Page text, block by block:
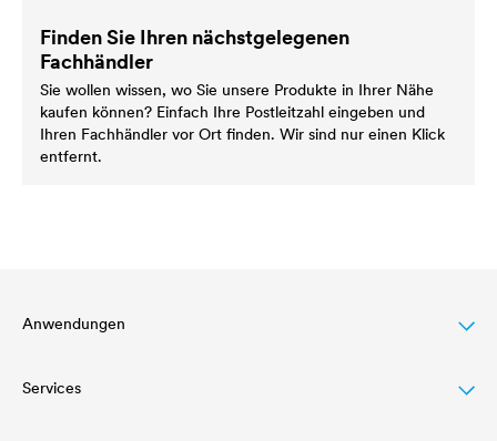
Finden Sie Ihren nächstgelegenen
Fachhändler
Sie wollen wissen, wo Sie unsere Produkte in Ihrer Nähe
kaufen können? Einfach Ihre Postleitzahl eingeben und
Ihren Fachhändler vor Ort finden. Wir sind nur einen Klick
entfernt.
Anwendungen
Dachbeschichtung
Services